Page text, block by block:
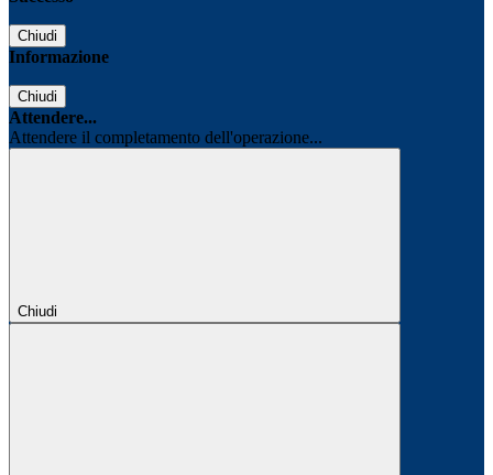
Chiudi
Informazione
Chiudi
Attendere...
Attendere il completamento dell'operazione...
Chiudi